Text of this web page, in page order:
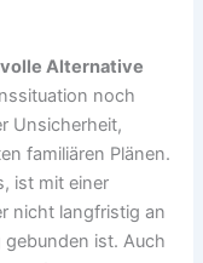
Alternative
noch
Unsicherheit,
familiären Plänen.
ist mit einer
nicht langfristig an
ist. Auch